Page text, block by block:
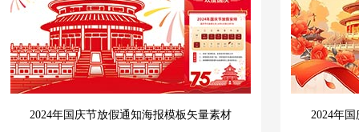
2024年国庆节放假通知海报模板矢量素材 2024年